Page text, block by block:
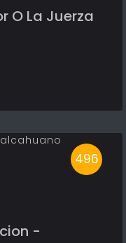
O La Juerza
496
-